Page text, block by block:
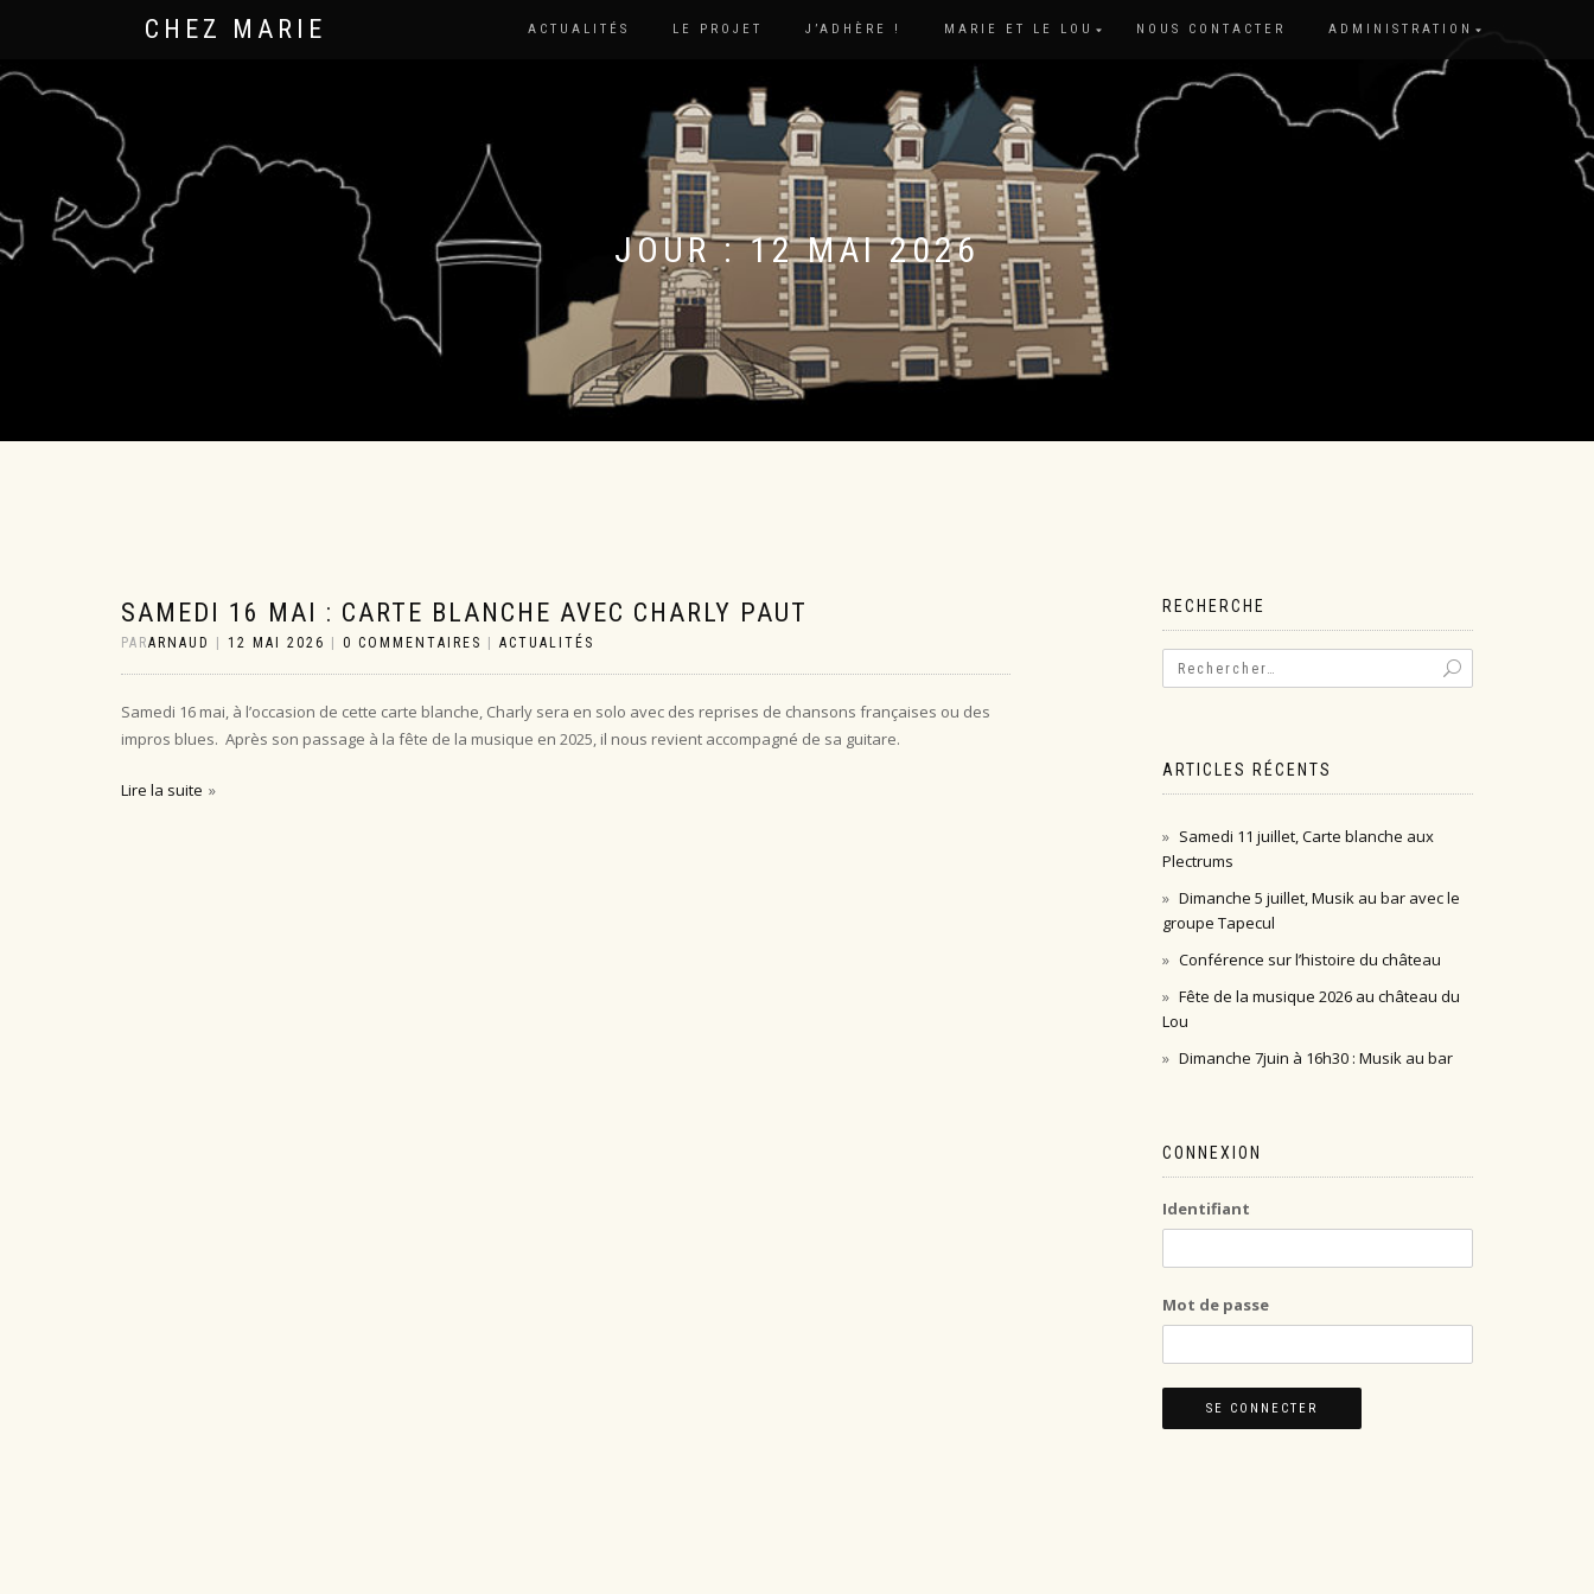
CHEZ MARIE ACTUALITÉS LE PROJET J’ADHÈRE ! MARIE ET LE LOU NOUS CONTACTER ADMINISTRATION
JOUR :12 MAI 2026
SAMEDI 16 MAI : CARTE BLANCHE AVEC CHARLY PAUT
PARARNAUD 12 MAI 2026 0 COMMENTAIRES ACTUALITÉS
Samedi 16 mai, à l’occasion de cette carte blanche, Charly sera en solo avec des reprises de chansons françaises ou des
impros blues. Après son passage à la fête de la musique en 2025, il nous revient accompagné de sa guitare.
Lire la suite
RECHERCHE
ARTICLES RÉCENTS
Samedi 11 juillet, Carte blanche aux
Plectrums
Dimanche 5 juillet, Musik au bar avec le
groupe Tapecul
Conférence sur l’histoire du château
Fête de la musique 2026 au château du
Lou
Dimanche 7juin à 16h30 : Musik au bar
CONNEXION
Identifiant
Mot de passe